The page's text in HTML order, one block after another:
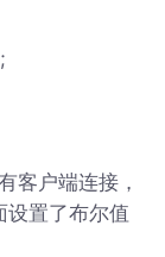
客户端连接，
设置了布尔值